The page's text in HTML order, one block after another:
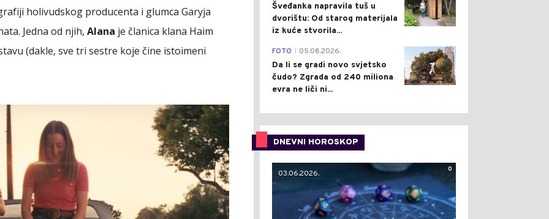
holivudskog producenta i glumca Garyja
Jedna od njih, Alana je članica klana Haim
(dakle, sve tri sestre koje čine istoimeni
Šveđanka napravila tuš u
dvorištu: Od starog materijala
iz kuće stvorila...
0
FOTO 05.08.2026.
Da li se gradi novo svjetsko
čudo? Zgrada od 240 miliona
evra ne liči ni...
DNEVNI HOROSKOP
0
03.06.2026.